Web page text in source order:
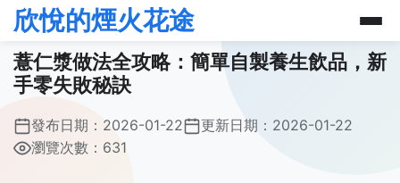
欣悅的煙火花途
薏仁漿做法全攻略：簡單自製養生飲品，新
手零失敗秘訣
發布日期： 2026-01-22 更新日期： 2026-01-22
瀏覽次數：631